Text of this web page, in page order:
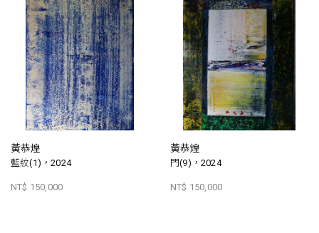
黃恭煌
藍紋(1)，2024
NT$ 150,000
黃恭煌
門(9)，2024
NT$ 150,000